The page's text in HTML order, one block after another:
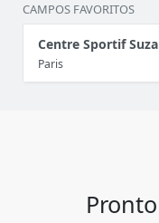
CAMPOS FAVORITOS
Centre Sportif
Paris